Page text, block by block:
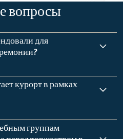
вопросы
для
курорт в рамках
группам